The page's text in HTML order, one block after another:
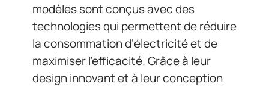
modèles sont conçus avec des
technologies qui permettent de réduire
la consommation d’électricité et de
maximiser l’efficacité. Grâce à leur
design innovant et à leur conception